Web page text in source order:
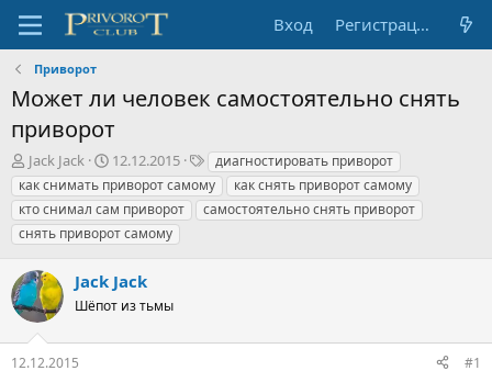
Вход Регистрация
Приворот
Может ли человек самостоятельно снять
приворот
А
в
т
о
р
е
м
ы
Jack Jack
Д
а
т
а
н
ч
а
л
12.12.2015
Т
е
г
и
диагностировать приворот
как снимать приворот самому
как снять приворот самому
кто снимал сам приворот
самостоятельно снять приворот
снять приворот самому
Jack Jack
Шёпот из тьмы
12.12.2015 #1